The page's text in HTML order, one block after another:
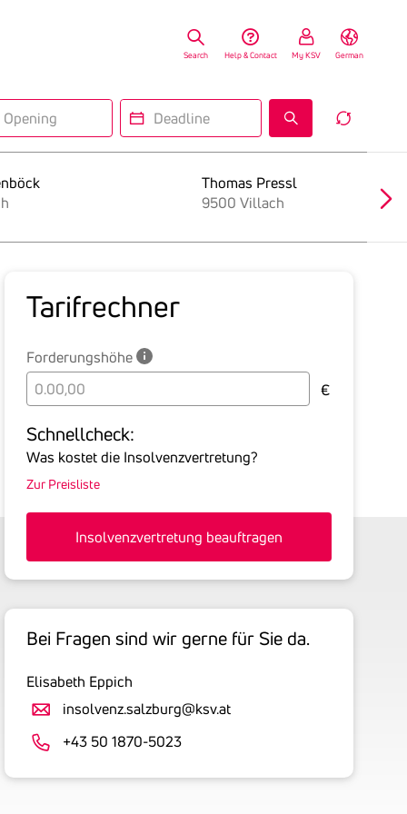
Search Help & Contact My KSV German
Deadline
Search
Thomas Pressl
9500 Villach
Tarif­rechner
Forderungshöhe
die
aller
offenen
inklusive
an.
tatsächlich
€
Schnell­check:
Was kostet die Insolvenzvertretung?
Zur Preisliste
Insolvenzvertretung beauftragen
Bei Fragen sind wir gerne für Sie da.
Elisabeth Eppich
insolvenz.salzburg@ksv.at
+43 50 1870-5023